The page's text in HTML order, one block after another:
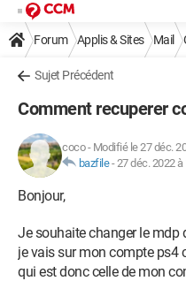
Forum Applis & Sites Mail
Sujet Précédent
Comment recuperer
coco- Modifié le 27 déc.
bazfile-27 déc. 2022 à
Bonjour,
Je souhaite changer le mdp
je vais sur mon compte ps4
qui est donc celle de mon